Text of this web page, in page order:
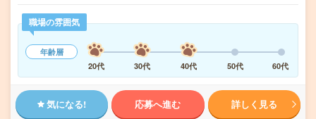
職場の雰囲気
年齢層
20代
30代 40代 50代 60代
気になる! 応募へ進む 詳しく見る